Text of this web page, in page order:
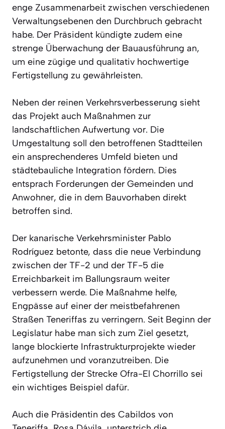
enge Zusammenarbeit zwischen verschiedenen
Verwaltungsebenen den Durchbruch gebracht
habe. Der Präsident kündigte zudem eine
strenge Überwachung der Bauausführung an,
um eine zügige und qualitativ hochwertige
Fertigstellung zu gewährleisten.
Neben der reinen Verkehrsverbesserung sieht
das Projekt auch Maßnahmen zur
landschaftlichen Aufwertung vor. Die
Umgestaltung soll den betroffenen Stadtteilen
ein ansprechenderes Umfeld bieten und
städtebauliche Integration fördern. Dies
entsprach Forderungen der Gemeinden und
Anwohner, die in dem Bauvorhaben direkt
betroffen sind.
Der kanarische Verkehrsminister Pablo
Rodríguez betonte, dass die neue Verbindung
zwischen der TF-2 und der TF-5 die
Erreichbarkeit im Ballungsraum weiter
verbessern werde. Die Maßnahme helfe,
Engpässe auf einer der meistbefahrenen
Straßen Teneriffas zu verringern. Seit Beginn der
Legislatur habe man sich zum Ziel gesetzt,
lange blockierte Infrastrukturprojekte wieder
aufzunehmen und voranzutreiben. Die
Fertigstellung der Strecke Ofra-El Chorrillo sei
ein wichtiges Beispiel dafür.
Auch die Präsidentin des Cabildos von